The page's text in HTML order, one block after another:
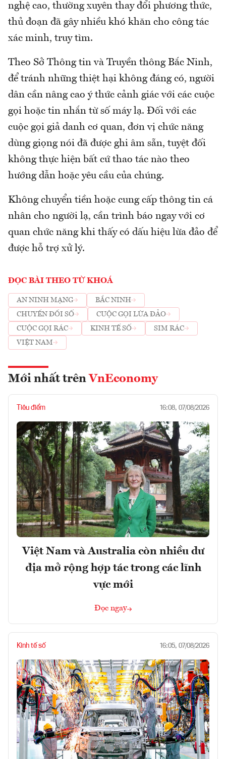
nghệ cao, thường xuyên thay đổi phương thức,
thủ đoạn đã gây nhiều khó khăn cho công tác
xác minh, truy tìm.
Theo Sở Thông tin và Truyền thông Bắc Ninh,
để tránh những thiệt hại không đáng có, người
dân cần nâng cao ý thức cảnh giác với các cuộc
gọi hoặc tin nhắn từ số máy lạ. Đối với các
cuộc gọi giả danh cơ quan, đơn vị chức năng
dùng giọng nói đã được ghi âm sẵn, tuyệt đối
không thực hiện bất cứ thao tác nào theo
hướng dẫn hoặc yêu cầu của chúng.
Không chuyển tiền hoặc cung cấp thông tin cá
nhân cho người lạ, cần trình báo ngay với cơ
quan chức năng khi thấy có dấu hiệu lừa đảo để
được hỗ trợ xử lý.
ĐỌC BÀI THEO TỪ KHOÁ
AN NINH MẠNG
BẮC NINH
CHUYỂN ĐỔI SỐ
CUỘC GỌI LỪA ĐẢO
CUỘC GỌI RÁC
KINH TẾ SỐ
SIM RÁC
VIỆT NAM
Mới nhất trên VnEconomy
Tiêu điểm 16:08, 07/08/2026
Việt Nam và Australia còn nhiều dư
địa mở rộng hợp tác trong các lĩnh
vực mới
Đọc ngay
Kinh tế số 16:05, 07/08/2026